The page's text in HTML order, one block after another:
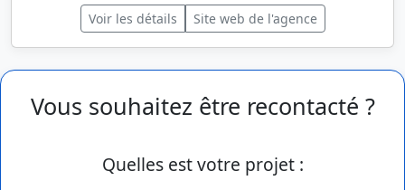
Voir les détails Site web de l'agence
Vous souhaitez être recontacté ?
Quelles est votre projet :